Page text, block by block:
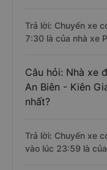
Trả lời: Chuyến xe
7:30 là của nhà xe
Câu hỏi: Nhà xe
An Biên - Kiên
nhất?
Trả lời: Chuyến xe
vào lúc 23:59 là